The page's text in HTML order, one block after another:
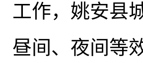
工作，姚安县
昼间、夜间等